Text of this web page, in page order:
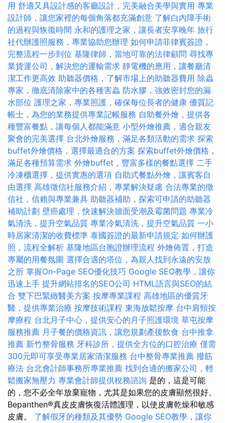
用 舒適又具設計感的客廳設計，完美融合美學與實用 專業
設計師，讓您家裡的每個角落都充滿創意 了解白內障手術
的過程與恢復時間 永和的護理之家，讓長者安享晚年 旅行
社代辦護照服務，專業協助您辦理 如何申請菲律賓簽證，
完整流程一步到位 基隆律師，當地可靠的法律顧問 尋找專
業貨運公司，解決您的運輸需求 靜電機的應用，讓餐廳清
潔工作更高效 助聽器價格，了解市場上的助聽器費用 除蟲
專家，徹底清除家中的各種害蟲 防水膠，強效密封您的漏
水部位 護理之家，專業照護，確保每位長者的健康 優質記
帳士，為您的業務提供專業記帳服務 自助餐外燴，提供各
種豐富餐點，讓每個人都能滿意 小型外燴推薦，適合親友
聚會的完美選擇 台北外燴服務，滿足各類活動的需求 探索
buffet外燴價格，選擇最適合的方案 探索buffet外燴價格，
滿足各種預算需求 外燴buffet，豐富多樣的餐點選擇 二手
冷凍櫃選擇，提供實惠的選項 自助式餐點外燴，讓賓客自
由選擇 高雄徵信社服務介紹，專業解決疑慮 合法專業的徵
信社，信賴與專業兼具 助聽器補助，探索可申請的助聽器
補助計劃 壁癌處理，快速解決牆面受潮及霉菌問題 專業冷
氣清洗，提升空氣品質 專業冷氣清洗，提升空氣品質 一小
時居家清潔的收費標準 泰國簽證的最新申請規定 如何辦護
照，流程全解析 基隆地區台胞證辦理流程 外燴佈置，打造
專屬的用餐氛圍 選擇合適的塔位，為親人找到永遠的安放
之所 掌握On-Page SEO優化技巧 Google SEO教學，讓你
迅速上手 提升網站排名的SEO公司 HTML語言與SEO的結
合 雙下巴緊緻醫美方案 按摩專業課程 高雄地區的優質牙
醫，提供專業治療 按摩技術課程 東海放鬆按摩 台中肩頸按
摩療程 台北月子中心，提供安心的月子照護環境 草屯按摩
服務推薦 月子餐的價格資訊，讓您規劃產後飲食 台中推拿
推薦 新竹整骨服務 牙科診所，提供全方位的口腔治療 僅需
300元即可享受專業居家清潔服務 台中整骨專業推薦 撥筋
療法 台北會計師事務所專業推薦 找到合適的搬家公司，輕
鬆搬家無壓力 專業會計師提供稅務諮詢 是的，這是可能
的，您不必全年放棄寵物，尤其是如果您的皮膚顯然很好。
Bepanthen®真皮皮膚恢復活體護理，以使皮膚乾燥和敏感
皮膚。 了解假牙的種類及其優勢 Google SEO教學，讓你